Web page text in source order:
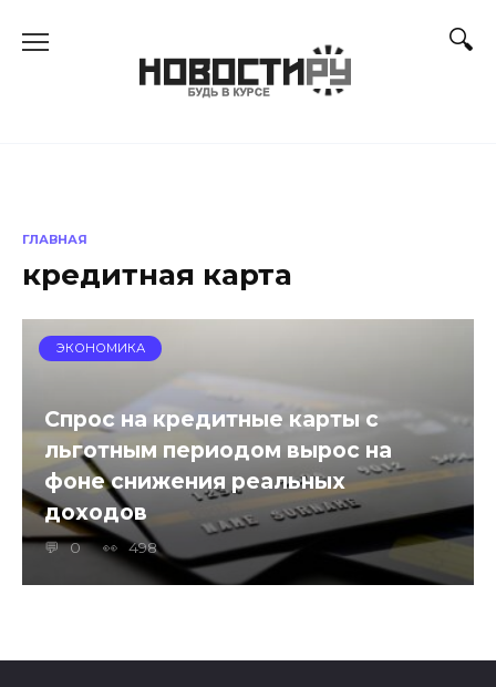
ГЛАВНАЯ
кредитная карта
ЭКОНОМИКА
Спрос на кредитные карты с
льготным периодом вырос на
фоне снижения реальных
доходов
0 498